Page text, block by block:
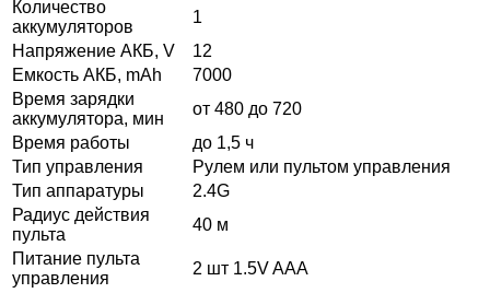
Количество
аккумуляторов
1
Напряжение АКБ, V
12
Емкость АКБ, mAh
7000
Время зарядки
аккумулятора, мин
от 480 до 720
Время работы
до 1,5 ч
Тип управления
Рулем или пультом управления
Тип аппаратуры
2.4G
Радиус действия
пульта
40 м
Питание пульта
управления
2 шт 1.5V AAA